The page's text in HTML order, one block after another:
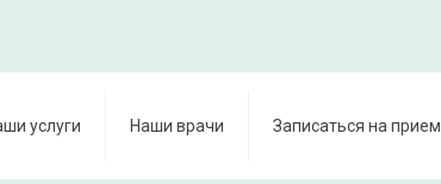
услуги Наши врачи Записаться на прием